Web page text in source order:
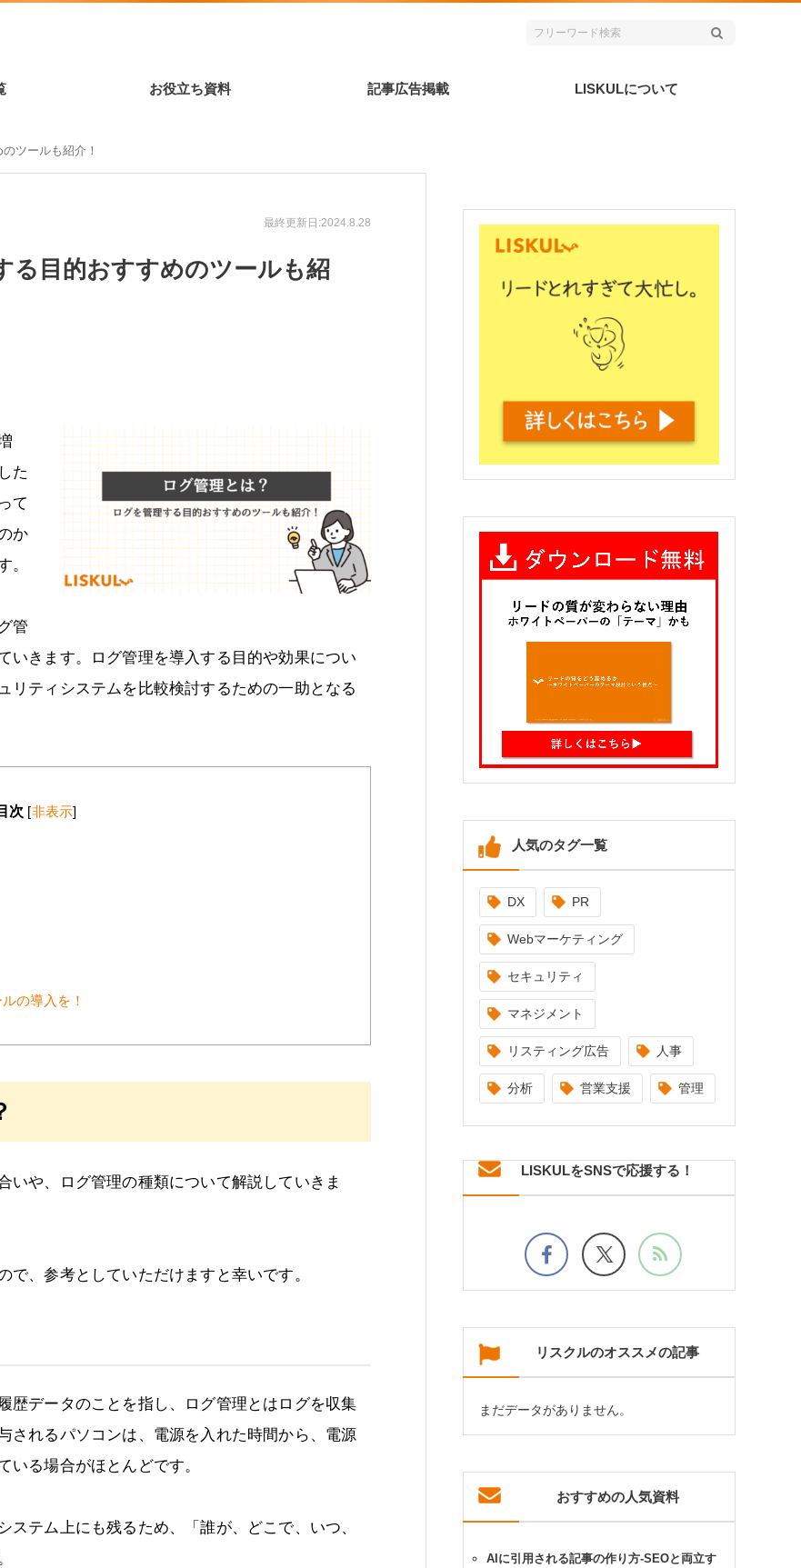
お役立ち資料 記事広告掲載 LISKULについて
ツールも紹介！
最終更新日:2024.8.28
る目的おすすめのツールも紹
た
て
か
。
管
いきます。ログ管理を導入する目的や効果につい
リティシステムを比較検討するための一助となる
次 [非表示]
の導入を！
いや、ログ管理の種類について解説していきま
、参考としていただけますと幸いです。
歴データのことを指し、ログ管理とはログを収集
されるパソコンは、電源を入れた時間から、電源
いる場合がほとんどです。
テム上にも残るため、「誰が、どこで、いつ、
人気のタグ一覧
DX PR
Webマーケティング
セキュリティ
マネジメント
リスティング広告 人事
分析 営業支援 管理
LISKULをSNSで応援する！
リスクルのオススメの記事
まだデータがありません。
おすすめの人気資料
AIに引用される記事の作り方-SEOと両立す